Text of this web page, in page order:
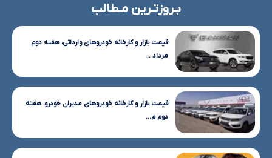
بـروزتـرین مـطالب
قیمت بازار و کارخانه خودروهای وارداتی، هفته دوم
مرداد ...
قیمت بازار و کارخانه خودروهای مدیران خودرو، هفته
دوم م...